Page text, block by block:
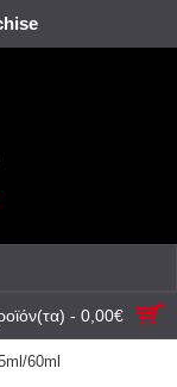
- 0,00€
60ml